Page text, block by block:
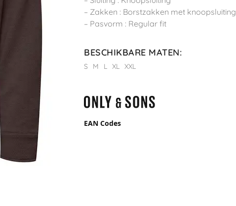
– Zakken : Borstzakken met knoopsluiting
– Pasvorm : Regular fit
BESCHIKBARE MATEN:
S M L XL XXL
EAN Codes